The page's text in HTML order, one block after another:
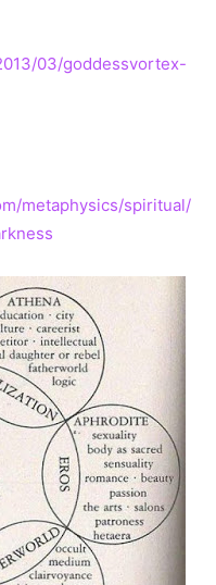
03/goddessvortex-
metaphysics/spiritual/